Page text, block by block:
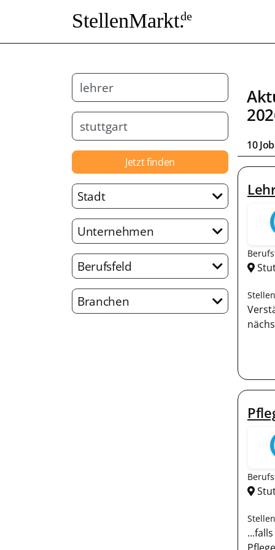
StellenMarkt.de
Jetzt finden
Stadt
Unternehmen
Berufsfeld
Branchen
10